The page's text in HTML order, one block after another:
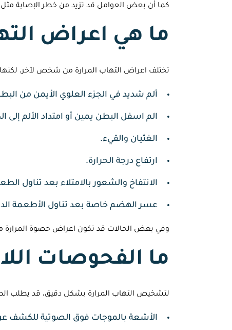
كما أن بعض العوامل قد تزيد من خطر الإصابة مثل
ما هي اعراض
تختلف اعراض التهاب المرارة من شخص لآخر،
ألم شديد في الجزء العلوي الأيمن من
الم اسفل البطن يمين أو امتداد الألم إلى
الغثيان والقيء.
ارتفاع درجة الحرارة.
الانتفاخ والشعور بالامتلاء بعد تناول
عسر الهضم خاصة بعد تناول الأطعمة
وفي بعض الحالات قد تكون اعراض حصوة
ما الفحوصات
لتشخيص التهاب المرارة بشكل دقيق، قد يطلب
الأشعة بالموجات فوق الصوتية للكشف